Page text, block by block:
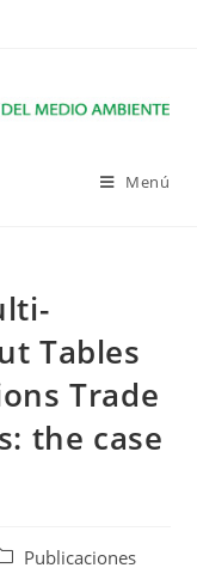
Menú
Tables
Trade
the case
Publicaciones